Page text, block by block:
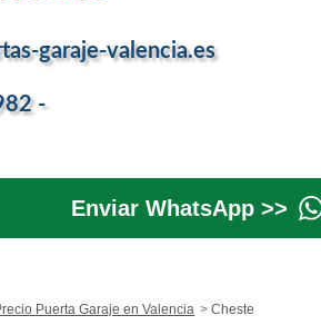
garaje-valencia.es
-
Enviar WhatsApp >>
Puerta Garaje en Valencia Cheste